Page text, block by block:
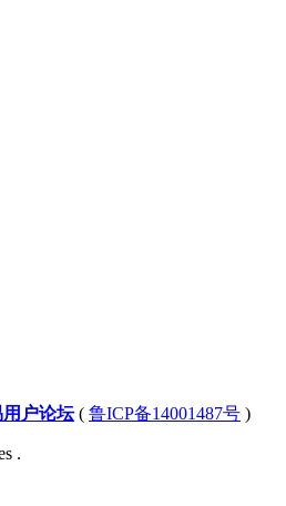
户论坛( 鲁ICP备14001487号 )
.